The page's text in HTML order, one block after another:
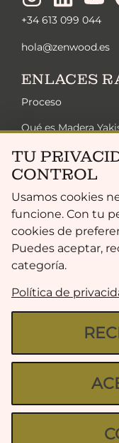
+34 613 099 044
hola@zenwood.es
ENLACES
Proceso
Qué es Madera
Soluciones Zen
Sostenibilidad
Colección Exclusiva
Gama De Acabados
FAQ
LEGAL
Política de
Términos y
Aviso Legal
Política de Cookies
TU
CONTROL
Usamos cookies
funcione. Con tu
cookies de
Puedes aceptar,
categoría.
Política de